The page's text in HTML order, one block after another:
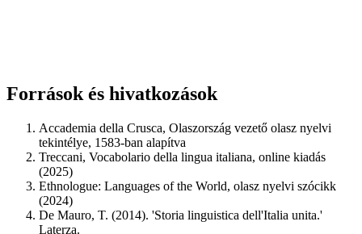
Források és hivatkozások
Accademia della Crusca, Olaszország vezető olasz nyelvi
tekintélye, 1583-ban alapítva
Treccani, Vocabolario della lingua italiana, online kiadás
(2025)
Ethnologue: Languages of the World, olasz nyelvi szócikk
(2024)
De Mauro, T. (2014). 'Storia linguistica dell'Italia unita.'
Laterza.